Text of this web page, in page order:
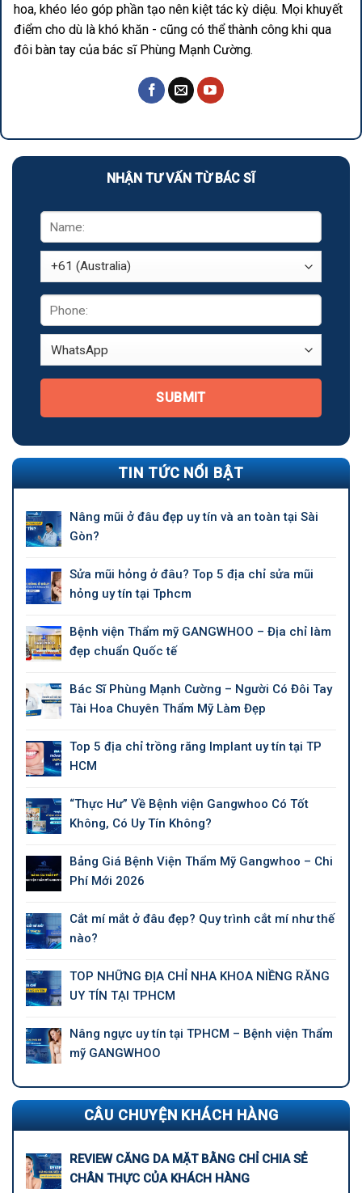
hoa, khéo léo góp phần tạo nên kiệt tác kỳ diệu. Mọi khuyết
điểm cho dù là khó khăn - cũng có thể thành công khi qua
đôi bàn tay của bác sĩ Phùng Mạnh Cường.
NHẬN TƯ VẤN TỪ BÁC SĨ
SUBMIT
TIN TỨC NỔI BẬT
Nâng mũi ở đâu đẹp uy tín và an toàn tại Sài
Gòn?
Sửa mũi hỏng ở đâu? Top 5 địa chỉ sửa mũi
hỏng uy tín tại Tphcm
Bệnh viện Thẩm mỹ GANGWHOO – Địa chỉ làm
đẹp chuẩn Quốc tế
Bác Sĩ Phùng Mạnh Cường – Người Có Đôi Tay
Tài Hoa Chuyên Thẩm Mỹ Làm Đẹp
Top 5 địa chỉ trồng răng Implant uy tín tại TP
HCM
“Thực Hư” Về Bệnh viện Gangwhoo Có Tốt
Không, Có Uy Tín Không?
Bảng Giá Bệnh Viện Thẩm Mỹ Gangwhoo – Chi
Phí Mới 2026
Cắt mí mắt ở đâu đẹp? Quy trình cắt mí như thế
nào?
TOP NHỮNG ĐỊA CHỈ NHA KHOA NIỀNG RĂNG
UY TÍN TẠI TPHCM
Nâng ngực uy tín tại TPHCM – Bệnh viện Thẩm
mỹ GANGWHOO
CÂU CHUYỆN KHÁCH HÀNG
REVIEW CĂNG DA MẶT BẰNG CHỈ CHIA SẺ
CHÂN THỰC CỦA KHÁCH HÀNG